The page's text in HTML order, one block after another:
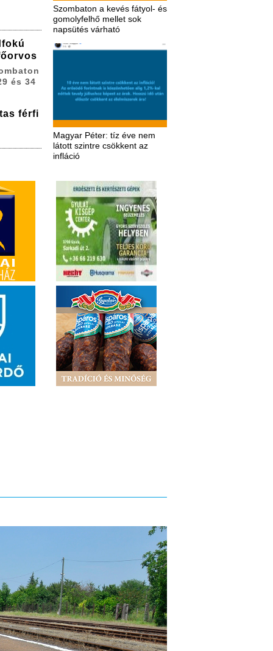
Szombaton a kevés fátyol- és
gomolyfelhő mellet sok
napsütés várható
Magyar Péter: tíz éve nem
látott szintre csökkent az
infláció
és 34
férfi